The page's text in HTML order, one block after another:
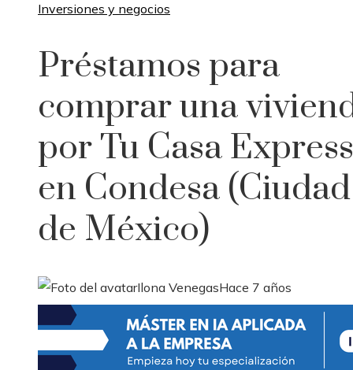
Inversiones y negocios
Préstamos para
comprar una
por Tu Casa
en Condesa (Ciudad
de México)
Ilona VenegasHace 7 años